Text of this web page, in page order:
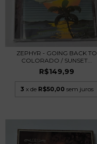
ZEPHYR - GOING BACK TO
COLORADO / SUNSET...
R$149,99
3 x de R$50,00 sem juros